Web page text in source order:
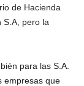
de Hacienda
S.A, pero la
para las S.A.
empresas que